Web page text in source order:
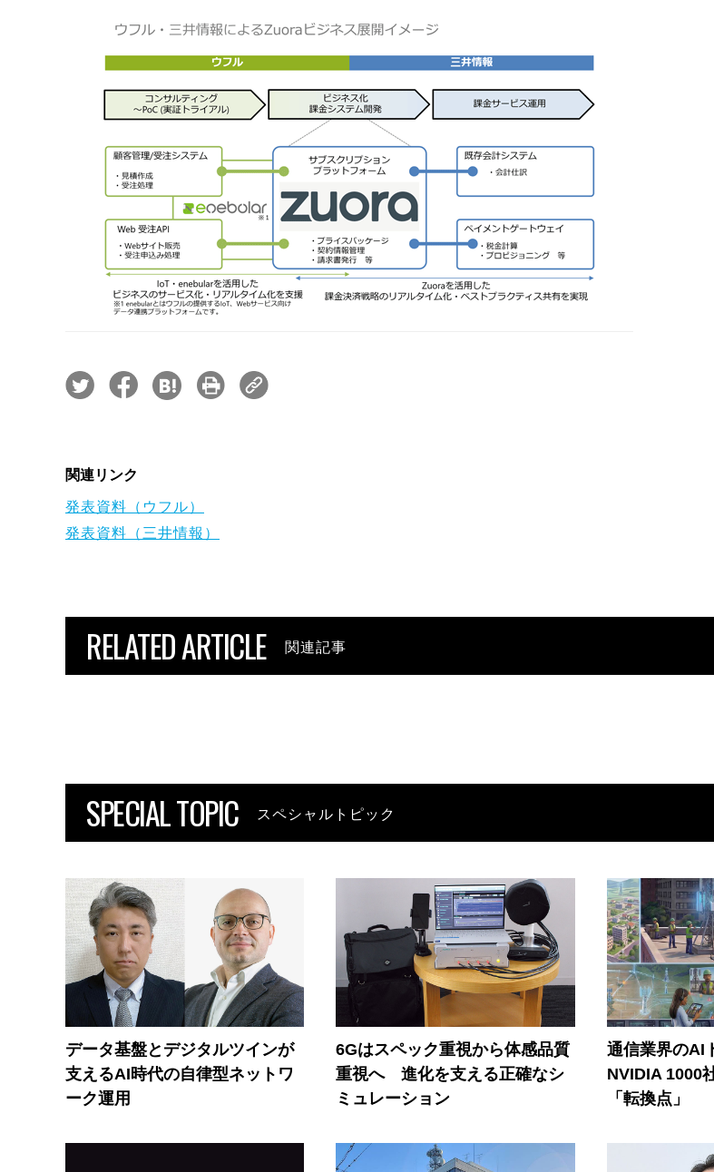
関連リンク
発表資料（ウフル）
発表資料（三井情報）
RELATED ARTICLE 関連記事
SPECIAL TOPIC スペシャルトピック
データ基盤とデジタルツインが
支えるAI時代の自律型ネットワ
ーク運用
6Gはスペック重視から体感品質
重視へ 進化を支える正確なシ
ミュレーション
通信業界のAI
NVIDIA 1000
「転換点」